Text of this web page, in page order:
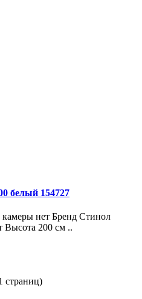
белый 154727
камеры нет Бренд Стинол
Высота 200 см ..
страниц)